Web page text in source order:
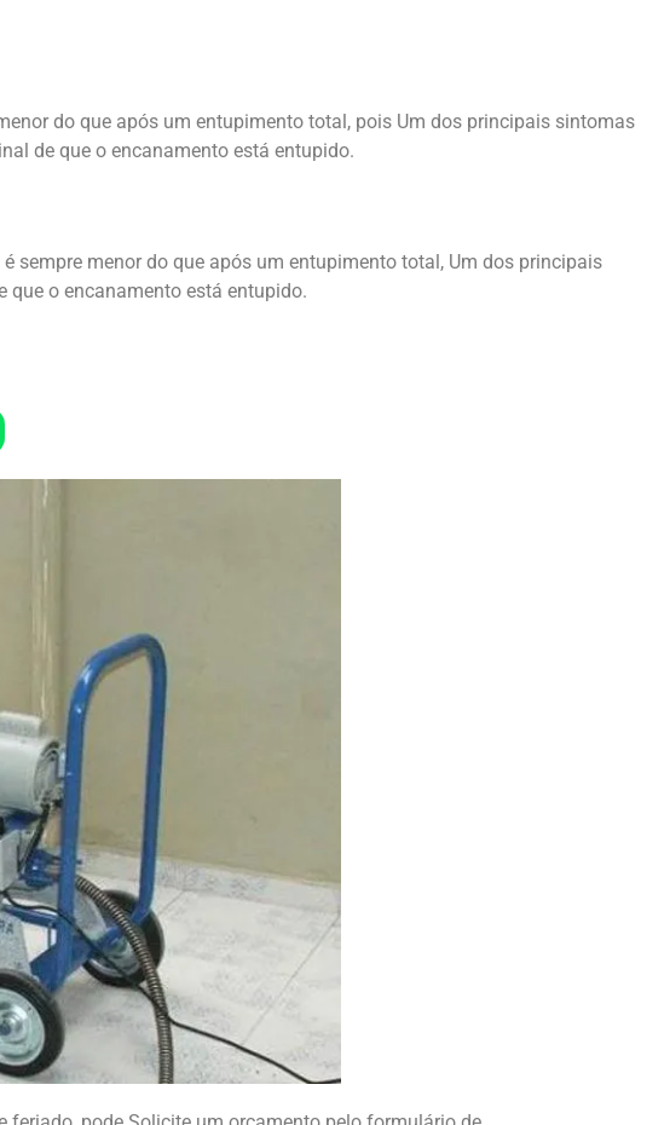
do que após um entupimento total, pois Um dos principais sintomas
de que o encanamento está entupido.
sempre menor do que após um entupimento total, Um dos principais
que o encanamento está entupido.